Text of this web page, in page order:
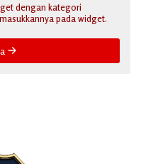
dengan kategori
pada widget.